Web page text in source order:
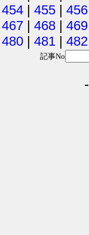
454 | 455 | 456
467 | 468 | 469
480 | 481 | 482
記事No